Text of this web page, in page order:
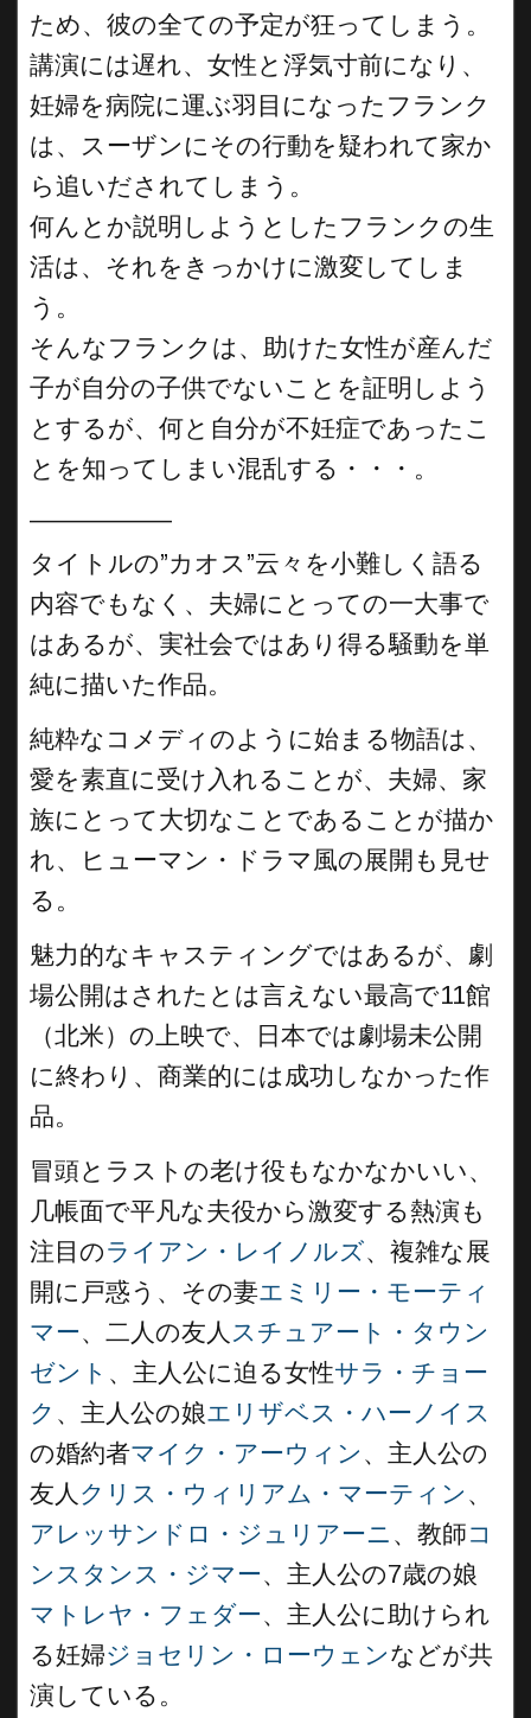
ため、彼の全ての予定が狂ってしまう。
講演には遅れ、女性と浮気寸前になり、
妊婦を病院に運ぶ羽目になったフランク
は、スーザンにその行動を疑われて家か
ら追いだされてしまう。
何んとか説明しようとしたフランクの生
活は、それをきっかけに激変してしま
う。
そんなフランクは、助けた女性が産んだ
子が自分の子供でないことを証明しよう
とするが、何と自分が不妊症であったこ
とを知ってしまい混乱する・・・。
タイトルの”カオス”云々を小難しく語る
内容でもなく、夫婦にとっての一大事で
はあるが、実社会ではあり得る騒動を単
純に描いた作品。
純粋なコメディのように始まる物語は、
愛を素直に受け入れることが、夫婦、家
族にとって大切なことであることが描か
れ、ヒューマン・ドラマ風の展開も見せ
る。
魅力的なキャスティングではあるが、劇
場公開はされたとは言えない最高で11館
（北米）の上映で、日本では劇場未公開
に終わり、商業的には成功しなかった作
品。
冒頭とラストの老け役もなかなかいい、
几帳面で平凡な夫役から激変する熱演も
注目のライアン・レイノルズ、複雑な展
開に戸惑う、その妻エミリー・モーティ
マー、二人の友人スチュアート・タウン
ゼント 、主人公に迫る女性サラ・チョー
ク 、主人公の娘エリザベス・ハーノイス
の婚約者マイク・アーウィン 、主人公の
友人 クリス・ウィリアム・マーティン 、
アレッサンドロ・ジュリアーニ 、教師コ
ンスタンス・ジマー、主人公の7歳の娘
マトレヤ・フェダー、主人公に助けられ
る妊婦ジョセリン・ローウェンなどが共
演している。